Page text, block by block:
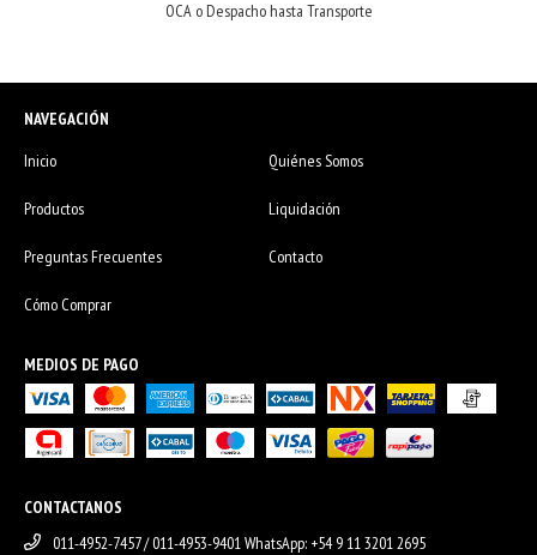
OCA o Despacho hasta Transporte
NAVEGACIÓN
Inicio
Quiénes Somos
Productos Liquidación
Preguntas Frecuentes Contacto
Cómo Comprar
MEDIOS DE PAGO
CONTACTANOS
011-4952-7457 / 011-4953-9401 WhatsApp: +54 9 11 3201 2695